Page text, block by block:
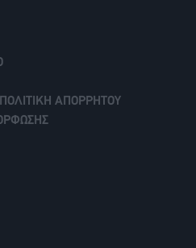
ΑΠΟΡΡΗΤΟΥ